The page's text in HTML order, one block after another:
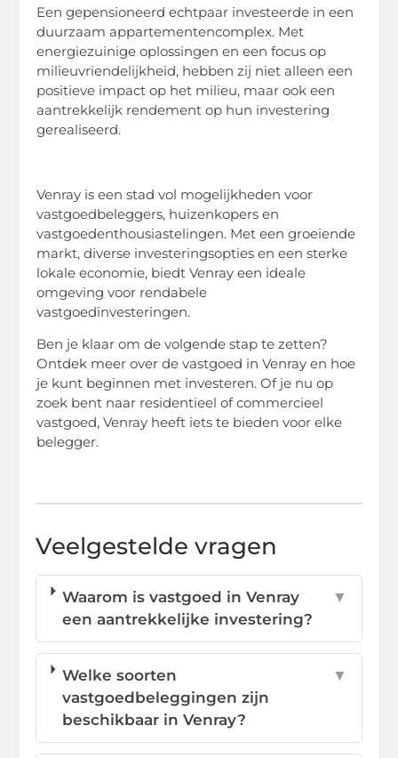
Een gepensioneerd echtpaar investeerde in een
duurzaam appartementencomplex. Met
energiezuinige oplossingen en een focus op
milieuvriendelijkheid, hebben zij niet alleen een
positieve impact op het milieu, maar ook een
aantrekkelijk rendement op hun investering
gerealiseerd.
Venray is een stad vol mogelijkheden voor
vastgoedbeleggers, huizenkopers en
vastgoedenthousiastelingen. Met een groeiende
markt, diverse investeringsopties en een sterke
lokale economie, biedt Venray een ideale
omgeving voor rendabele
vastgoedinvesteringen.
Ben je klaar om de volgende stap te zetten?
Ontdek meer over de vastgoed in Venray en hoe
je kunt beginnen met investeren. Of je nu op
zoek bent naar residentieel of commercieel
vastgoed, Venray heeft iets te bieden voor elke
belegger.
Veelgestelde vragen
Waarom is vastgoed in Venray
een aantrekkelijke investering?
▼
Welke soorten
vastgoedbeleggingen zijn
beschikbaar in Venray?
▼